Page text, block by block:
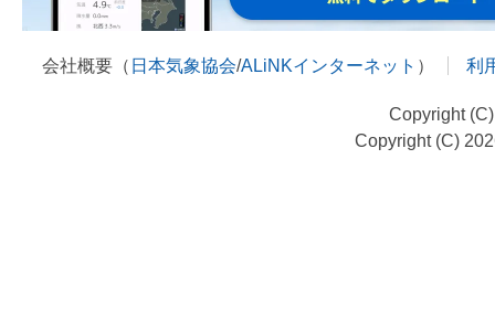
会社概要（ 日本気象協会/ALiNKインターネット ） 利
Copyright
Copyright (C)